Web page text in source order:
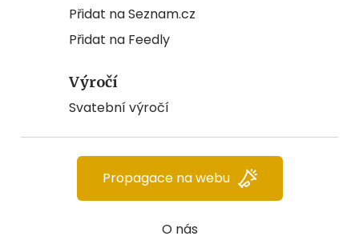
Přidat na Seznam.cz
Přidat na Feedly
Výročí
Svatební výročí
O nás
Propagace na webu